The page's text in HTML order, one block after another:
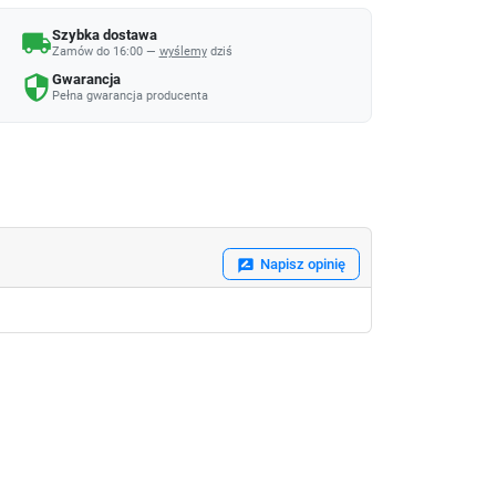
local_shippingSzybka dostawa
Zamów do 16:00 — wyślemydziś
security Gwarancja
Pełna gwarancja producenta
rate_review Napisz opinię